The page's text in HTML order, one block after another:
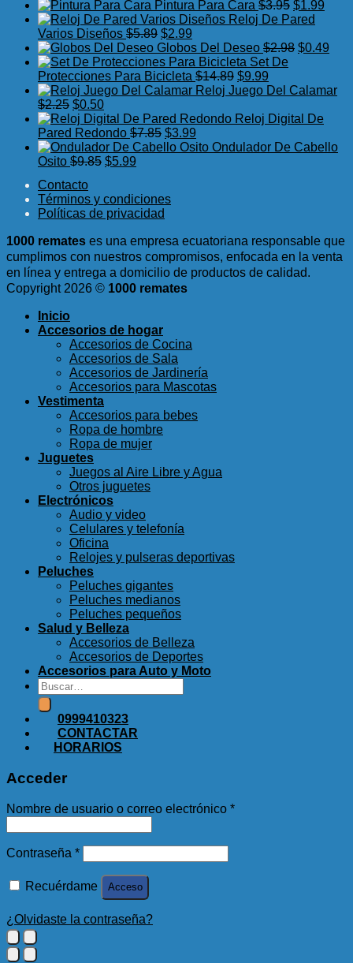
era:
$5.98.
es:
$2.25.
precio
original
era:
$5.99.
precio
actual
es:
$2.50.
Pintura Para Cara $3.95 El
precio
era:
$1.99
es:
Reloj De Pared
Varios Diseños $5.89 El
precio
original
era:
$5.89.
$2.99
precio
actual
es:
$2.99.
Globos Del Deseo $2.98 El
era:
$0.49
es:
Set De
Protecciones Para Bicicleta $14.89 El
precio
era:
$9.99
precio
es:
Reloj Juego Del Calamar
$2.25 El
precio
original
era:
$2.25.
$0.50El
precio
actual
es:
$0.50.
Reloj Digital De
Pared Redondo $7.85 El
precio
$3.99
precioOndulador De Cabello
Osito $9.85 El
era:
$9.85.
$5.99
es:
$5.99.
Contacto
Términos y condiciones
Políticas de privacidad
1000 remates es una empresa ecuatoriana responsable que
cumplimos con nuestros compromisos, enfocada en la venta
en línea y entrega a domicilio de productos de calidad.
Copyright 2026 © 1000 remates
Inicio
Accesorios de hogar
Accesorios de Cocina
Accesorios de Sala
Accesorios de Jardinería
Accesorios para Mascotas
Vestimenta
Accesorios para bebes
Ropa de hombre
Ropa de mujer
Juguetes
Juegos al Aire Libre y Agua
Otros juguetes
Electrónicos
Audio y video
Celulares y telefonía
Oficina
Relojes y pulseras deportivas
Peluches
Peluches gigantes
Peluches medianos
Peluches pequeños
Salud y Belleza
Accesorios de Belleza
Accesorios de Deportes
Accesorios para Auto y Moto
Buscar
por:
0999410323
CONTACTAR
HORARIOS
Acceder
Nombre de usuario o correo electrónico *Obligatorio
Contraseña *Obligatorio
Recuérdame Acceso
¿Olvidaste la contraseña?